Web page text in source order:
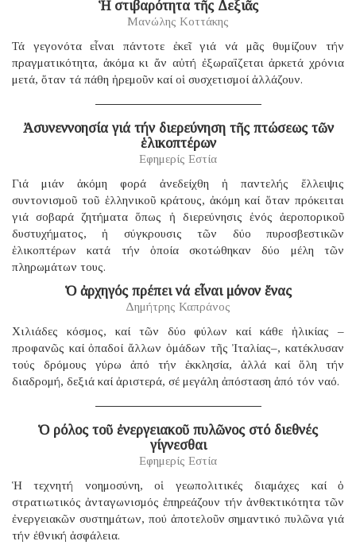
Ἡ στιβαρότητα τῆς Δεξιᾶς
Μανώλης Κοττάκης
Τά γεγονότα εἶναι πάντοτε ἐκεῖ γιά νά μᾶς θυμίζουν τήν
πραγματικότητα, ἀκόμα κι ἄν αὐτή ἐξωραΐζεται ἀρκετά χρόνια
μετά, ὅταν τά πάθη ἠρεμοῦν καί οἱ συσχετισμοί ἀλλάζουν.
Ἀσυνεννοησία γιά τήν διερεύνηση τῆς πτώσεως τῶν
ἑλικοπτέρων
Εφημερίς Εστία
Γιά μιάν ἀκόμη φορά ἀνεδείχθη ἡ παντελής ἔλλειψις
συντονισμοῦ τοῦ ἑλληνικοῦ κράτους, ἀκόμη καί ὅταν πρόκειται
γιά σοβαρά ζητήματα ὅπως ἡ διερεύνησις ἑνός ἀεροπορικοῦ
δυστυχήματος, ἡ σύγκρουσις τῶν δύο πυροσβεστικῶν
ἑλικοπτέρων κατά τήν ὁποία σκοτώθηκαν δύο μέλη τῶν
πληρωμάτων τους.
Ὁ ἀρχηγός πρέπει νά εἶναι μόνον ἕνας
Δημήτρης Καπράνος
Χιλιάδες κόσμος, καί τῶν δύο φύλων καί κάθε ἡλικίας –
προφανῶς καί ὀπαδοί ἄλλων ὁμάδων τῆς Ἰταλίας–, κατέκλυσαν
τούς δρόμους γύρω ἀπό τήν ἐκκλησία, ἀλλά καί ὅλη τήν
διαδρομή, δεξιά καί ἀριστερά, σέ μεγάλη ἀπόσταση ἀπό τόν ναό.
Ὁ ρόλος τοῦ ἐνεργειακοῦ πυλῶνος στό διεθνές
γίγνεσθαι
Εφημερίς Εστία
Ἡ τεχνητή νοημοσύνη, οἱ γεωπολιτικές διαμάχες καί ὁ
στρατιωτικός ἀνταγωνισμός ἐπηρεάζουν τήν ἀνθεκτικότητα τῶν
ἐνεργειακῶν συστημάτων, πού ἀποτελοῦν σημαντικό πυλῶνα γιά
τήν ἐθνική ἀσφάλεια.